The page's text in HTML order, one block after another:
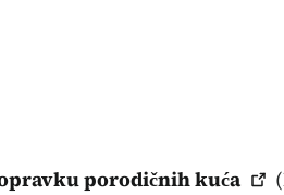
porodičnihkuća